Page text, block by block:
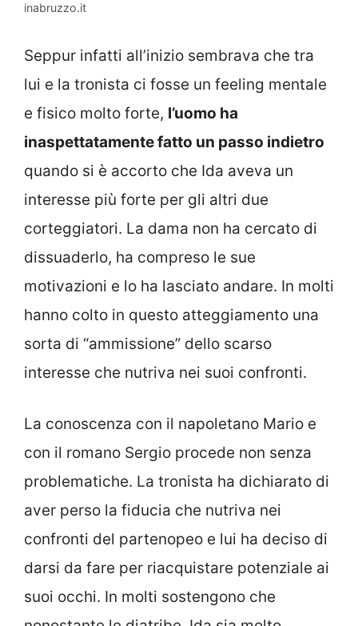
inabruzzo.it
Seppur infatti all’inizio sembrava che tra
lui e la tronista ci fosse un feeling mentale
e fisico molto forte, l’uomo ha
inaspettatamente fatto un passo indietro
quando si è accorto che Ida aveva un
interesse più forte per gli altri due
corteggiatori. La dama non ha cercato di
dissuaderlo, ha compreso le sue
motivazioni e lo ha lasciato andare. In molti
hanno colto in questo atteggiamento una
sorta di “ammissione” dello scarso
interesse che nutriva nei suoi confronti.
La conoscenza con il napoletano Mario e
con il romano Sergio procede non senza
problematiche. La tronista ha dichiarato di
aver perso la fiducia che nutriva nei
confronti del partenopeo e lui ha deciso di
darsi da fare per riacquistare potenziale ai
suoi occhi. In molti sostengono che